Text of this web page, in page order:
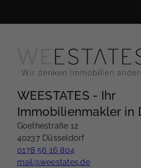
WEESTATES - Ihr
Immobilienmakler in
Goethestraße 12
40237 Düsseldorf
0178 56 16 804
mail@weestates.de